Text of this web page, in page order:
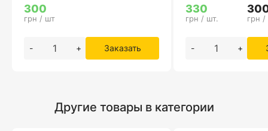
300
грн / шт
- + Заказать
330
грн / шт. грн /
- +
Другие товары в категории